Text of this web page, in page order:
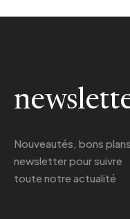
Nouveautés, bons
newsletterpour suivre
toute notre actualité